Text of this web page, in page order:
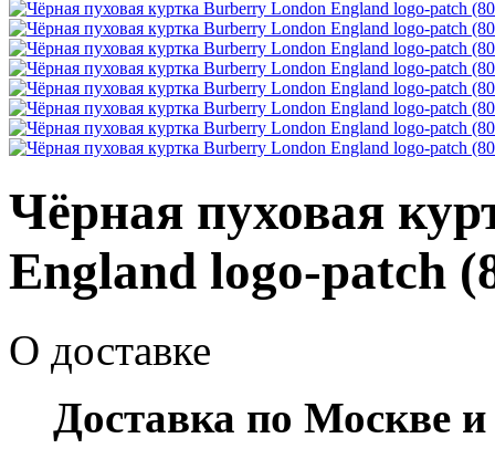
Чёрная пуховая
England logo-patch
О доставке
Доставка по Москве